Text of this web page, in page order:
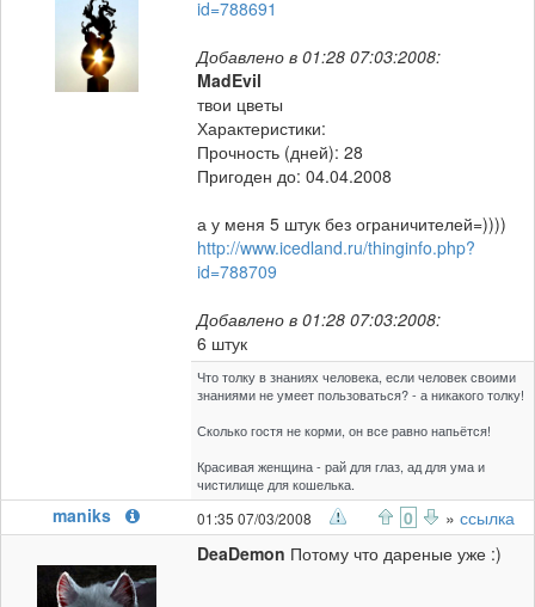
id=788691
Добавлено в 01:28 07:03:2008:
MadEvil
твои цветы
Характеристики:
Прочность (дней): 28
Пригоден до: 04.04.2008
а у меня 5 штук без ограничителей=))))
http://www.icedland.ru/thinginfo.php?
id=788709
Добавлено в 01:28 07:03:2008:
6 штук
Что толку в знаниях человека, если человек своими
знаниями не умеет пользоваться? - а никакого толку!
Сколько гостя не корми, он все равно напьётся!
Красивая женщина - рай для глаз, ад для ума и
чистилище для кошелька.
maniks 01:35 07/03/2008 0 » ссылка
DeaDemon Потому что дареные уже :)